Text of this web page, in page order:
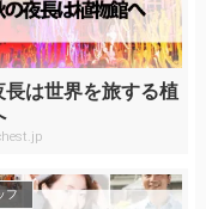
長は世界を旅する植
フ